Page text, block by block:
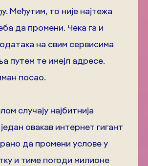
Међутим, то није најтежа
да промени. Чека га и
на свим сервисима
путем те имејл адресе.
посао.
случају најбитнија
овакав интернет гигант
да промени услове у
и тиме погоди милионе